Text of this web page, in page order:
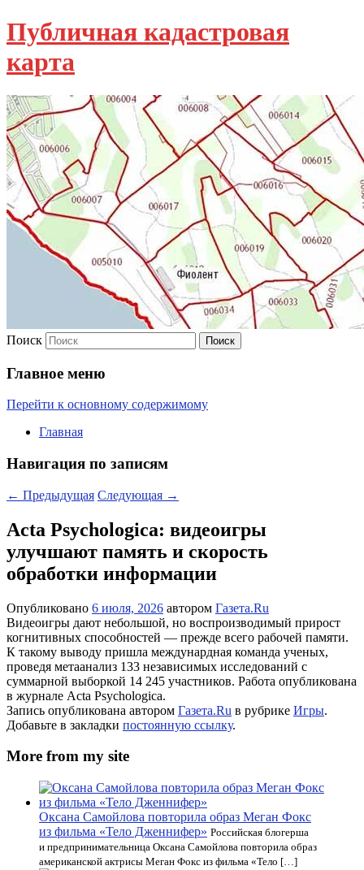
Публичная кадастровая
карта
Поиск
Главное меню
Перейти к основному содержимому
Главная
Навигация по записям
← Предыдущая Следующая →
Acta Psychologica: видеоигры
улучшают память и скорость
обработки информации
Опубликовано 6 июля, 2026 автором Газета.Ru
Видеоигры дают небольшой, но воспроизводимый прирост
когнитивных способностей — прежде всего рабочей памяти.
К такому выводу пришла междунардная команда ученых,
проведя метаанализ 133 независимых исследований с
суммарной выборкой 14 245 участников. Работа опубликована
в журнале Acta Psychologica.
Запись опубликована автором Газета.Ru в рубрике Игры.
Добавьте в закладки постоянную ссылку.
More from my site
Оксана Самойлова повторила образ Меган Фокс
из фильма «Тело Дженнифер» Российская блогерша
и предпринимательница Оксана Самойлова повторила образ
американской актрисы Меган Фокс из фильма «Тело […]